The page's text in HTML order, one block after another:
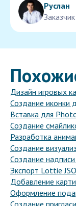
Руслан
Заказчик
Дизайн игровых
Создание иконки
Вставка для
Создание
Разработка
Создание
Создание
Экспорт Lottie
Добавление
Оформление